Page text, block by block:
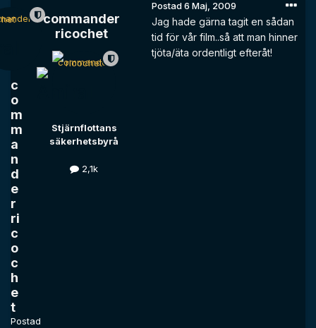
c
o
m
m
a
n
d
e
r
ri
c
o
c
h
e
t
Postad
commander
ricochet
Stjärnflottans
säkerhetsbyrå
2,1k
Postad6 Maj, 2009
Jag hade gärna tagit en sådan
tid för vår film..så att man hinner
tjöta/äta ordentligt efteråt!